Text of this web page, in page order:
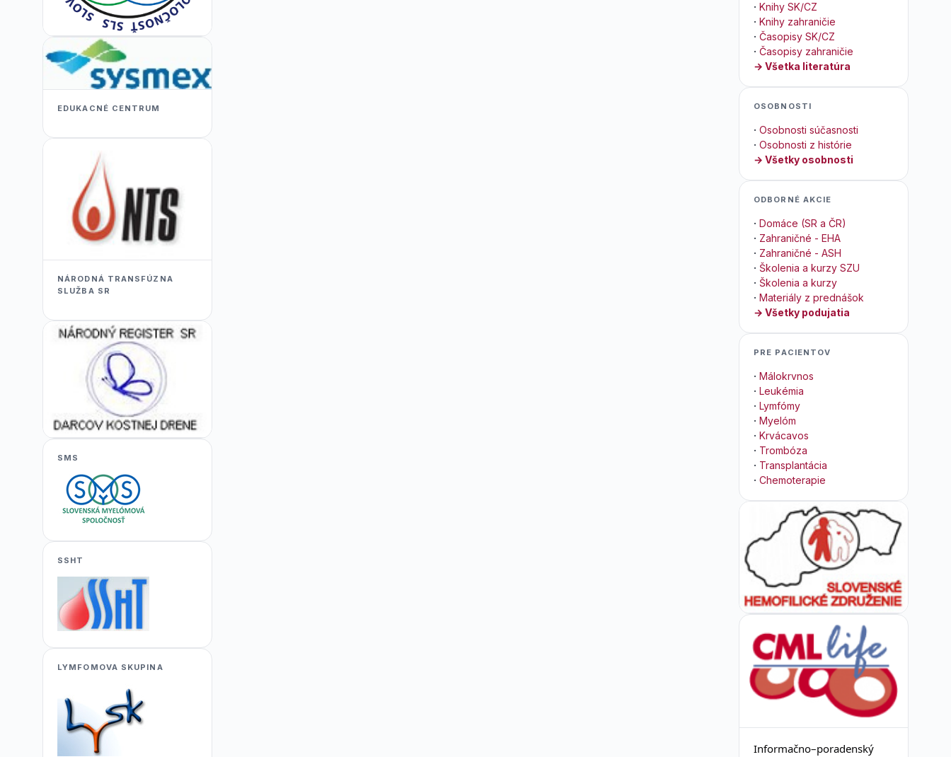
EDUKACNÉ CENTRUM
NÁRODNÁ TRANSFÚZNA
SLUŽBA SR
SMS
SSHT
LYMFOMOVA SKUPINA
· Knihy SK/CZ
· Knihy zahraničie
· Časopisy SK/CZ
· Časopisy zahraničie
→ Všetka literatúra
OSOBNOSTI
· Osobnosti súčasnosti
· Osobnosti z histórie
→ Všetky osobnosti
ODBORNÉ AKCIE
· Domáce (SR a ČR)
· Zahraničné - EHA
· Zahraničné - ASH
· Školenia a kurzy SZU
· Školenia a kurzy
· Materiály z prednášok
→ Všetky podujatia
PRE PACIENTOV
· Málokrvnos
· Leukémia
· Lymfómy
· Myelóm
· Krvácavos
· Trombóza
· Transplantácia
· Chemoterapie
Informačno–poradenský